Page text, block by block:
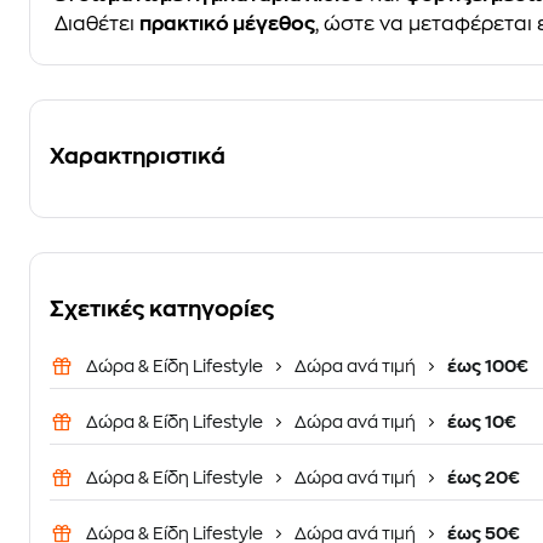
Διαθέτει πρακτικό μέγεθος, ώστε να μεταφέρεται
Χαρακτηριστικά
Σχετικές κατηγορίες
Δώρα & Είδη Lifestyle Δώρα ανά τιμή έως 100€
Δώρα & Είδη Lifestyle Δώρα ανά τιμή έως 10€
Δώρα & Είδη Lifestyle Δώρα ανά τιμή έως 20€
Δώρα & Είδη Lifestyle Δώρα ανά τιμή έως 50€